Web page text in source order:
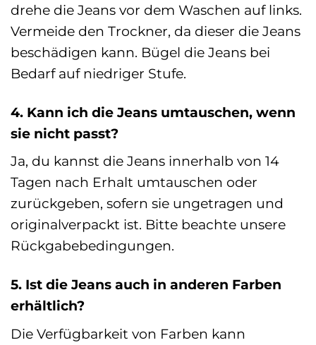
drehe die Jeans vor dem Waschen auf links.
Vermeide den Trockner, da dieser die Jeans
beschädigen kann. Bügel die Jeans bei
Bedarf auf niedriger Stufe.
4. Kann ich die Jeans umtauschen, wenn
sie nicht passt?
Ja, du kannst die Jeans innerhalb von 14
Tagen nach Erhalt umtauschen oder
zurückgeben, sofern sie ungetragen und
originalverpackt ist. Bitte beachte unsere
Rückgabebedingungen.
5. Ist die Jeans auch in anderen Farben
erhältlich?
Die Verfügbarkeit von Farben kann